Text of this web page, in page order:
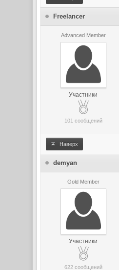
Freelancer
Advanced Member
Участники
101 сообщений
Наверх
demyan
Gold Member
Участники
622 сообщений